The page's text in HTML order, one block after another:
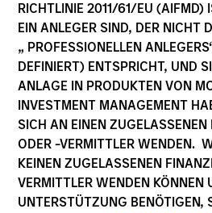
RICHTLINIE 2011/61/EU (AIFMD)
EIN ANLEGER SIND, DER NICHT
„ PROFESSIONELLEN
DEFINIERT) ENTSPRICHT, UND
ANLAGE IN PRODUKTEN VON
INVESTMENT MANAGEMENT
SICH AN EINEN ZUGELASSENEN
ODER -VERMITTLER WENDEN.
KEINEN ZUGELASSENEN
VERMITTLER WENDEN KÖNNEN
UNTERSTÜTZUNG BENÖTIGEN,